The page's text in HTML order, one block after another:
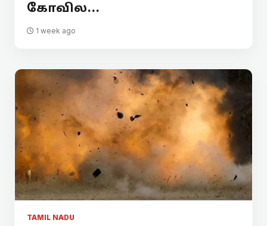
கோவில...
1 week ago
TAMIL NADU